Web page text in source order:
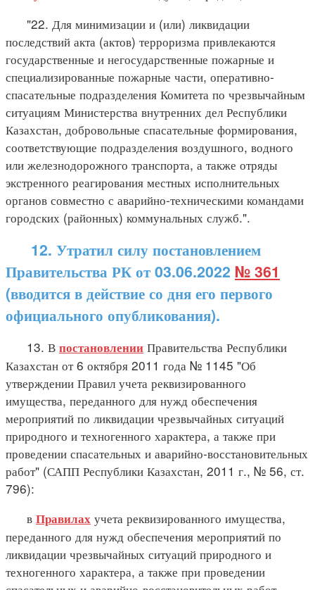
"22. Для минимизации и (или) ликвидации
последствий акта (актов) терроризма привлекаются
государственные и негосударственные пожарные и
специализированные пожарные части, оперативно-
спасательные подразделения Комитета по чрезвычайным
ситуациям Министерства внутренних дел Республики
Казахстан, добровольные спасательные формирования,
соответствующие подразделения воздушного, водного
или железнодорожного транспорта, а также отряды
экстренного реагирования местных исполнительных
органов совместно с аварийно-техническими командами
городских (районных) коммунальных служб.".
12. Утратил силу постановлением
Правительства РК от 03.06.2022 № 361
(вводится в действие со дня его первого
официального опубликования).
13. В постановлении Правительства Республики
Казахстан от 6 октября 2011 года № 1145 "Об
утверждении Правил учета реквизированного
имущества, переданного для нужд обеспечения
мероприятий по ликвидации чрезвычайных ситуаций
природного и техногенного характера, а также при
проведении спасательных и аварийно-восстановительных
работ" (САПП Республики Казахстан, 2011 г., № 56, ст.
796):
в Правилах учета реквизированного имущества,
переданного для нужд обеспечения мероприятий по
ликвидации чрезвычайных ситуаций природного и
техногенного характера, а также при проведении